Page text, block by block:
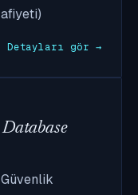
Detayları gör →